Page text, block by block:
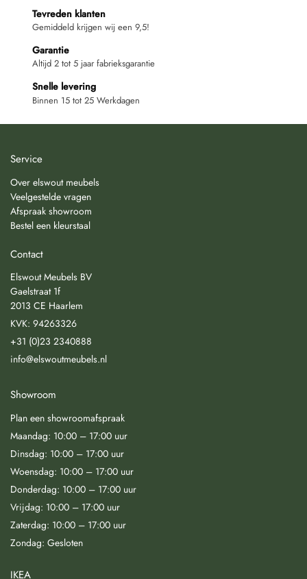
Tevreden klanten
Gemiddeld krijgen wij een 9,5!
Garantie
Altijd 2 tot 5 jaar fabrieksgarantie
Snelle levering
Binnen 15 tot 25 Werkdagen
Service
Over elswout meubels
Veelgestelde vragen
Afspraak showroom
Bestel een kleurstaal
Contact
Elswout Meubels BV
Gaelstraat 1f
2013 CE Haarlem
KVK: 94263326
+31 (0)23 2340888
info@elswoutmeubels.nl
Showroom
Plan een showroomafspraak
Maandag: 10:00 – 17:00 uur
Dinsdag: 10:00 – 17:00 uur
Woensdag: 10:00 – 17:00 uur
Donderdag: 10:00 – 17:00 uur
Vrijdag: 10:00 – 17:00 uur
Zaterdag: 10:00 – 17:00 uur
Zondag: Gesloten
IKEA